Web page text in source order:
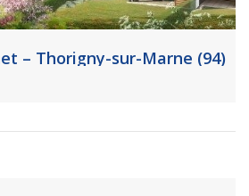
– Thorigny-sur-Marne (94)